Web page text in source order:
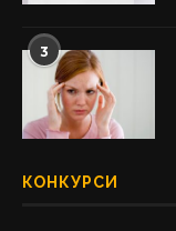
3
КОНКУРСИ